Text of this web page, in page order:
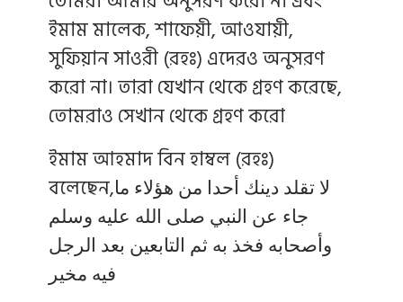
ইমাম মালেক, শাফেয়ী, আওযায়ী,
সুফিয়ান সাওরী (রহঃ) এদেরও অনুসরণ
করো না। তারা যেখান থেকে গ্রহণ করেছে,
তোমরাও সেখান থেকে গ্রহণ করো
ইমাম আহমাদ বিন হাম্বল (রহঃ)
বলেছেন,لا تقلد دينك أحدا من هؤلاء ما
جاء عن النبي صلى الله عليه وسلم
وأصحابه فخذ به ثم التابعين بعد الرجل